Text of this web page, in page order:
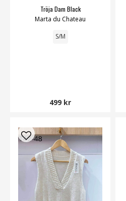
Tröja Dam Black
Marta du Chateau
S/M
499 kr